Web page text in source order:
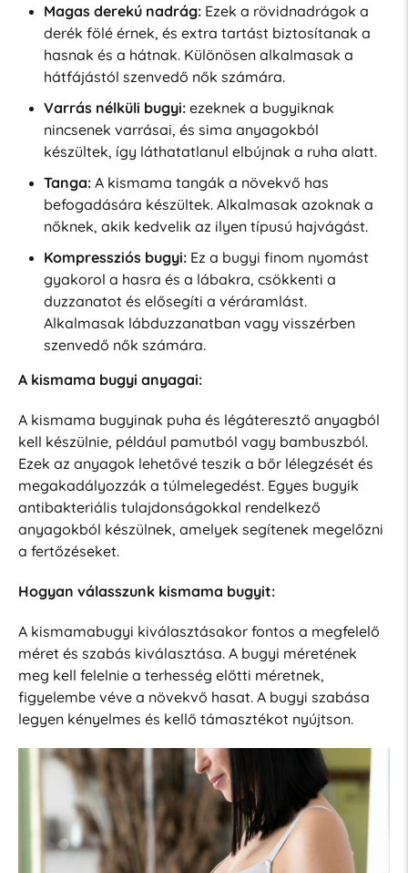
Magas derekú nadrág:Ezek a rövidnadrágok a
derék fölé érnek, és extra tartást biztosítanak a
hasnak és a hátnak. Különösen alkalmasak a
hátfájástól szenvedő nők számára.
Varrás nélküli bugyi:ezeknek a bugyiknak
nincsenek varrásai, és sima anyagokból
készültek, így láthatatlanul elbújnak a ruha alatt.
Tanga:A kismama tangák a növekvő has
befogadására készültek. Alkalmasak azoknak a
nőknek, akik kedvelik az ilyen típusú hajvágást.
Kompressziós bugyi:Ez a bugyi finom nyomást
gyakorol a hasra és a lábakra, csökkenti a
duzzanatot és elősegíti a véráramlást.
Alkalmasak lábduzzanatban vagy visszérben
szenvedő nők számára.
A kismama bugyi anyagai:
A kismama bugyinak puha és légáteresztő anyagból
kell készülnie, például pamutból vagy bambuszból.
Ezek az anyagok lehetővé teszik a bőr lélegzését és
megakadályozzák a túlmelegedést. Egyes bugyik
antibakteriális tulajdonságokkal rendelkező
anyagokból készülnek, amelyek segítenek megelőzni
a fertőzéseket.
Hogyan válasszunk kismama bugyit:
A kismamabugyi kiválasztásakor fontos a megfelelő
méret és szabás kiválasztása. A bugyi méretének
meg kell felelnie a terhesség előtti méretnek,
figyelembe véve a növekvő hasat. A bugyi szabása
legyen kényelmes és kellő támasztékot nyújtson.